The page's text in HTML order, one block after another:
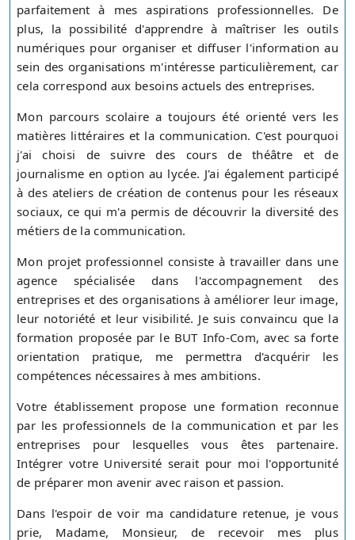
parfaitement à mes aspirations professionnelles. De
plus, la possibilité d'apprendre à maîtriser les outils
numériques pour organiser et diffuser l'information au
sein des organisations m'intéresse particulièrement, car
cela correspond aux besoins actuels des entreprises.
Mon parcours scolaire a toujours été orienté vers les
matières littéraires et la communication. C'est pourquoi
j'ai choisi de suivre des cours de théâtre et de
journalisme en option au lycée. J'ai également participé
à des ateliers de création de contenus pour les réseaux
sociaux, ce qui m'a permis de découvrir la diversité des
métiers de la communication.
Mon projet professionnel consiste à travailler dans une
agence spécialisée dans l'accompagnement des
entreprises et des organisations à améliorer leur image,
leur notoriété et leur visibilité. Je suis convaincu que la
formation proposée par le BUT Info-Com, avec sa forte
orientation pratique, me permettra d'acquérir les
compétences nécessaires à mes ambitions.
Votre établissement propose une formation reconnue
par les professionnels de la communication et par les
entreprises pour lesquelles vous êtes partenaire.
Intégrer votre Université serait pour moi l'opportunité
de préparer mon avenir avec raison et passion.
Dans l'espoir de voir ma candidature retenue, je vous
prie, Madame, Monsieur, de recevoir mes plus